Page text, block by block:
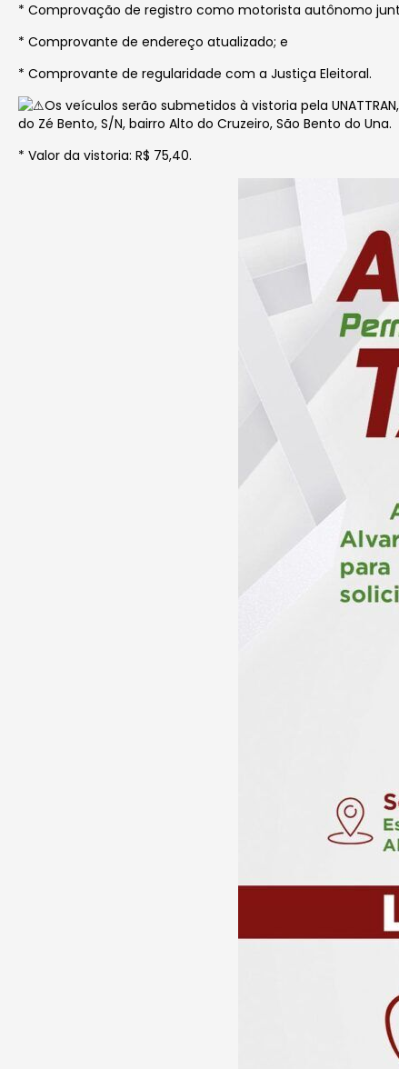
* Comprovação de registro como motorista autônomo
* Comprovante de endereço atualizado; e
* Comprovante de regularidade com a Justiça Eleitoral.
Os veículos serão submetidos à vistoria pela
do Zé Bento, S/N, bairro Alto do Cruzeiro, São Bento do Una.
* Valor da vistoria: R$ 75,40.